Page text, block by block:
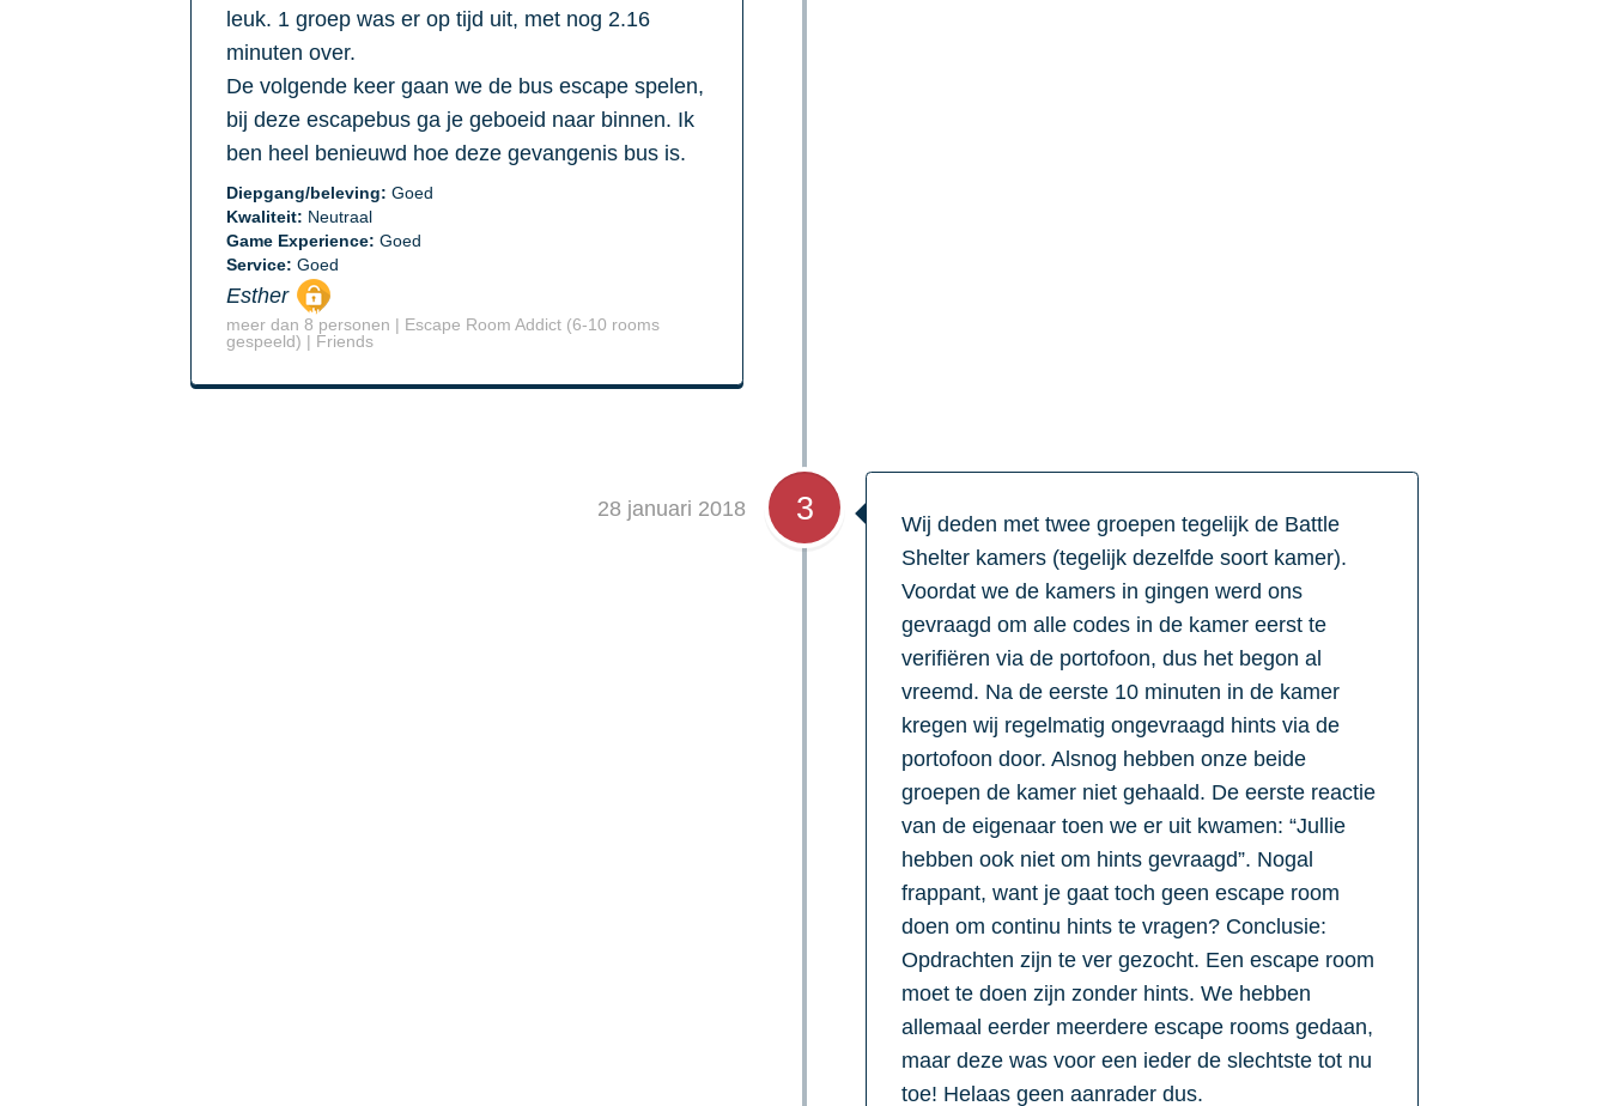
leuk. 1 groep was er op tijd uit, met nog 2.16
minuten over.
De volgende keer gaan we de bus escape spelen,
bij deze escapebus ga je geboeid naar binnen. Ik
ben heel benieuwd hoe deze gevangenis bus is.
Diepgang/beleving: Goed
Kwaliteit: Neutraal
Game Experience: Goed
Service: Goed
Esther
meer dan 8 personen | Escape Room Addict (6-10 rooms
gespeeld) | Friends
3
Wij deden met twee groepen tegelijk de Battle
Shelter kamers (tegelijk dezelfde soort kamer).
Voordat we de kamers in gingen werd ons
gevraagd om alle codes in de kamer eerst te
verifiëren via de portofoon, dus het begon al
vreemd. Na de eerste 10 minuten in de kamer
kregen wij regelmatig ongevraagd hints via de
portofoon door. Alsnog hebben onze beide
groepen de kamer niet gehaald. De eerste reactie
van de eigenaar toen we er uit kwamen: “Jullie
hebben ook niet om hints gevraagd”. Nogal
frappant, want je gaat toch geen escape room
doen om continu hints te vragen? Conclusie:
Opdrachten zijn te ver gezocht. Een escape room
moet te doen zijn zonder hints. We hebben
allemaal eerder meerdere escape rooms gedaan,
maar deze was voor een ieder de slechtste tot nu
toe! Helaas geen aanrader dus.
28 januari 2018